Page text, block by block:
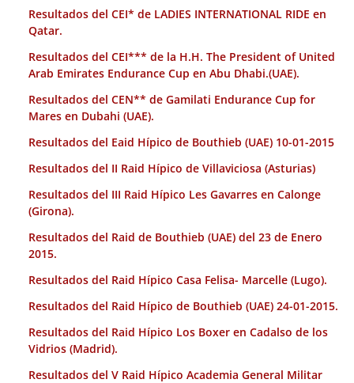
Resultados del CEI* de LADIES INTERNATIONAL RIDE en
Qatar.
Resultados del CEI*** de la H.H. The President of United
Arab Emirates Endurance Cup en Abu Dhabi.(UAE).
Resultados del CEN** de Gamilati Endurance Cup for
Mares en Dubahi (UAE).
Resultados del Eaid Hípico de Bouthieb (UAE) 10-01-2015
Resultados del II Raid Hípico de Villaviciosa (Asturias)
Resultados del III Raid Hípico Les Gavarres en Calonge
(Girona).
Resultados del Raid de Bouthieb (UAE) del 23 de Enero
2015.
Resultados del Raid Hípico Casa Felisa- Marcelle (Lugo).
Resultados del Raid Hípico de Bouthieb (UAE) 24-01-2015.
Resultados del Raid Hípico Los Boxer en Cadalso de los
Vidrios (Madrid).
Resultados del V Raid Hípico Academia General Militar